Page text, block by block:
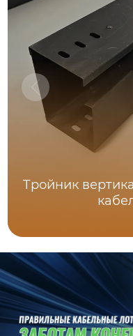
Тройник